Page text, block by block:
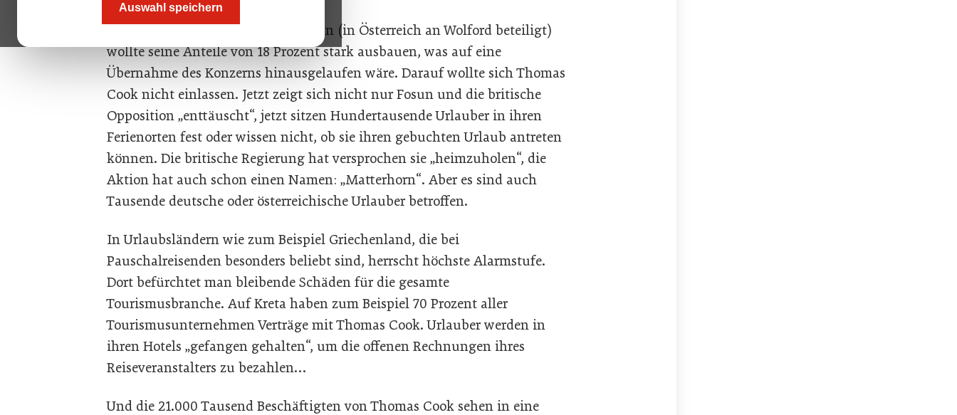
Auswahl speichern
Der chinesische Mischkonzern Fosun (in Österreich an Wolford beteiligt)
wollte seine Anteile von 18 Prozent stark ausbauen, was auf eine
Übernahme des Konzerns hinausgelaufen wäre. Darauf wollte sich Thomas
Cook nicht einlassen. Jetzt zeigt sich nicht nur Fosun und die britische
Opposition „enttäuscht“, jetzt sitzen Hundertausende Urlauber in ihren
Ferienorten fest oder wissen nicht, ob sie ihren gebuchten Urlaub antreten
können. Die britische Regierung hat versprochen sie „heimzuholen“, die
Aktion hat auch schon einen Namen: „Matterhorn“. Aber es sind auch
Tausende deutsche oder österreichische Urlauber betroffen.
In Urlaubsländern wie zum Beispiel Griechenland, die bei
Pauschalreisenden besonders beliebt sind, herrscht höchste Alarmstufe.
Dort befürchtet man bleibende Schäden für die gesamte
Tourismusbranche. Auf Kreta haben zum Beispiel 70 Prozent aller
Tourismusunternehmen Verträge mit Thomas Cook. Urlauber werden in
ihren Hotels „gefangen gehalten“, um die offenen Rechnungen ihres
Reiseveranstalters zu bezahlen…
Und die 21.000 Tausend Beschäftigten von Thomas Cook sehen in eine